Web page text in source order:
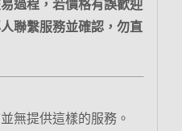
過程，若價格有誤歡迎
聯繫服務並確認，勿直
無提供這樣的服務。